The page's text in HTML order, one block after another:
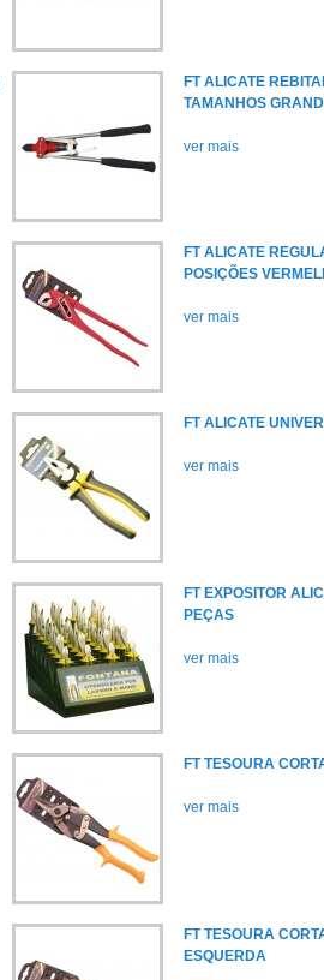
FT ALICATE
TAMANHOS
ver mais
FT ALICATE
POSIÇÕES
ver mais
FT ALICATE
ver mais
FT EXPOSITOR
PEÇAS
ver mais
FT TESOURA
ver mais
FT TESOURA
ESQUERDA